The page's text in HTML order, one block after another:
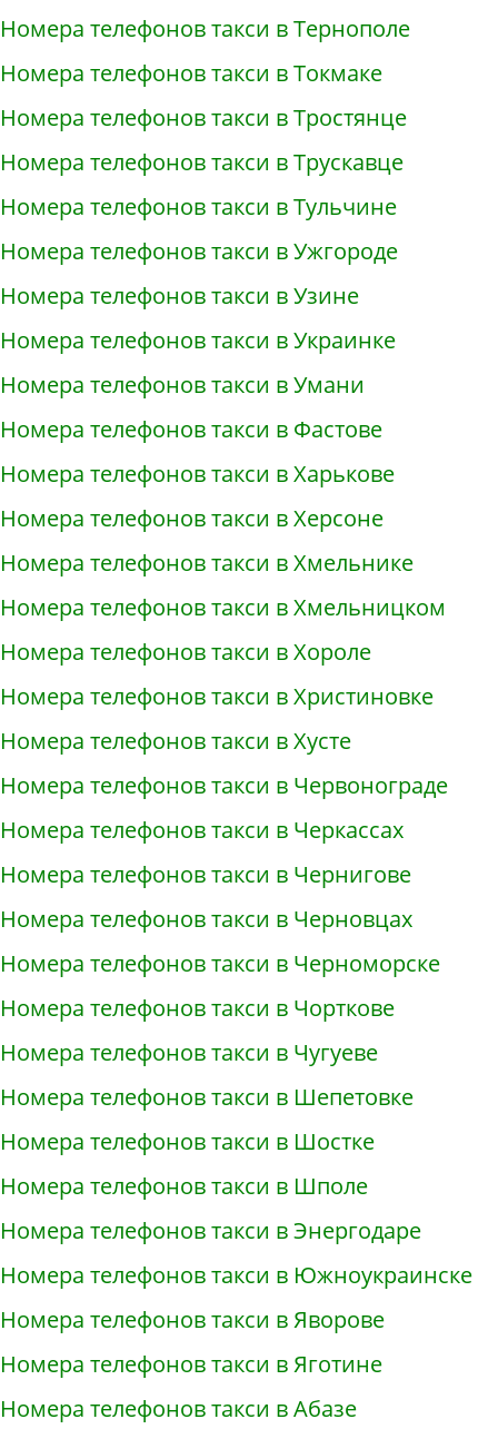
Номера телефонов такси в Тернополе
Номера телефонов такси в Токмаке
Номера телефонов такси в Тростянце
Номера телефонов такси в Трускавце
Номера телефонов такси в Тульчине
Номера телефонов такси в Ужгороде
Номера телефонов такси в Узине
Номера телефонов такси в Украинке
Номера телефонов такси в Умани
Номера телефонов такси в Фастове
Номера телефонов такси в Харькове
Номера телефонов такси в Херсоне
Номера телефонов такси в Хмельнике
Номера телефонов такси в Хмельницком
Номера телефонов такси в Хороле
Номера телефонов такси в Христиновке
Номера телефонов такси в Хусте
Номера телефонов такси в Червонограде
Номера телефонов такси в Черкассах
Номера телефонов такси в Чернигове
Номера телефонов такси в Черновцах
Номера телефонов такси в Черноморске
Номера телефонов такси в Чорткове
Номера телефонов такси в Чугуеве
Номера телефонов такси в Шепетовке
Номера телефонов такси в Шостке
Номера телефонов такси в Шполе
Номера телефонов такси в Энергодаре
Номера телефонов такси в Южноукраинске
Номера телефонов такси в Яворове
Номера телефонов такси в Яготине
Номера телефонов такси в Абазе